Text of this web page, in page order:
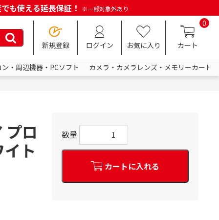
も使える延長保証！ ※一部対象外あり
新規登録 ログイン お気に入り
0
カート
・周辺機器・PCソフト カメラ・カメラレンズ・メモリーカード
プロ
ト
数量
カートに入れる